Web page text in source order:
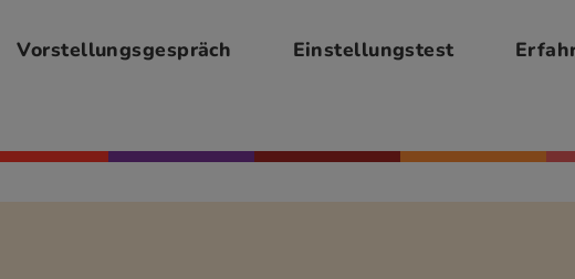
Vorstellungsgespräch Einstellungstest